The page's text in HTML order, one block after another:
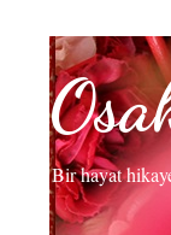
Bir hayat